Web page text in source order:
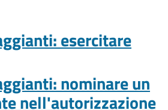
esercitare
nominare un
nell'autorizzazione